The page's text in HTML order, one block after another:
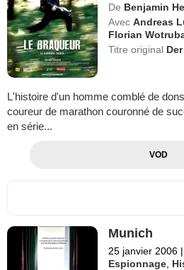
De Benjamin
Avec Andreas
Florian
Titre original
L'histoire d'un homme comblé de
coureur de marathon couronné de
en série...
VOD
Munich
25 janvier 2006 |
Espionnage